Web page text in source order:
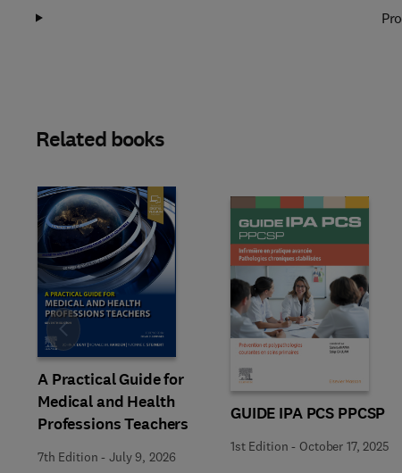
Related books
A Practical Guide for
Medical and Health
Professions Teachers
7th Edition -July 9, 2026
GUIDE IPA PCS PPCSP
1st Edition - October 17, 2025
Slide